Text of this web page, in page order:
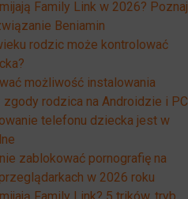
Family Link w 2026? Poznaj
Beniamin
rodzic może kontrolować
możliwość instalowania
zgody rodzica na Androidzie i PC
telefonu dziecka jest w
zablokować pornografię na
w 2026 roku